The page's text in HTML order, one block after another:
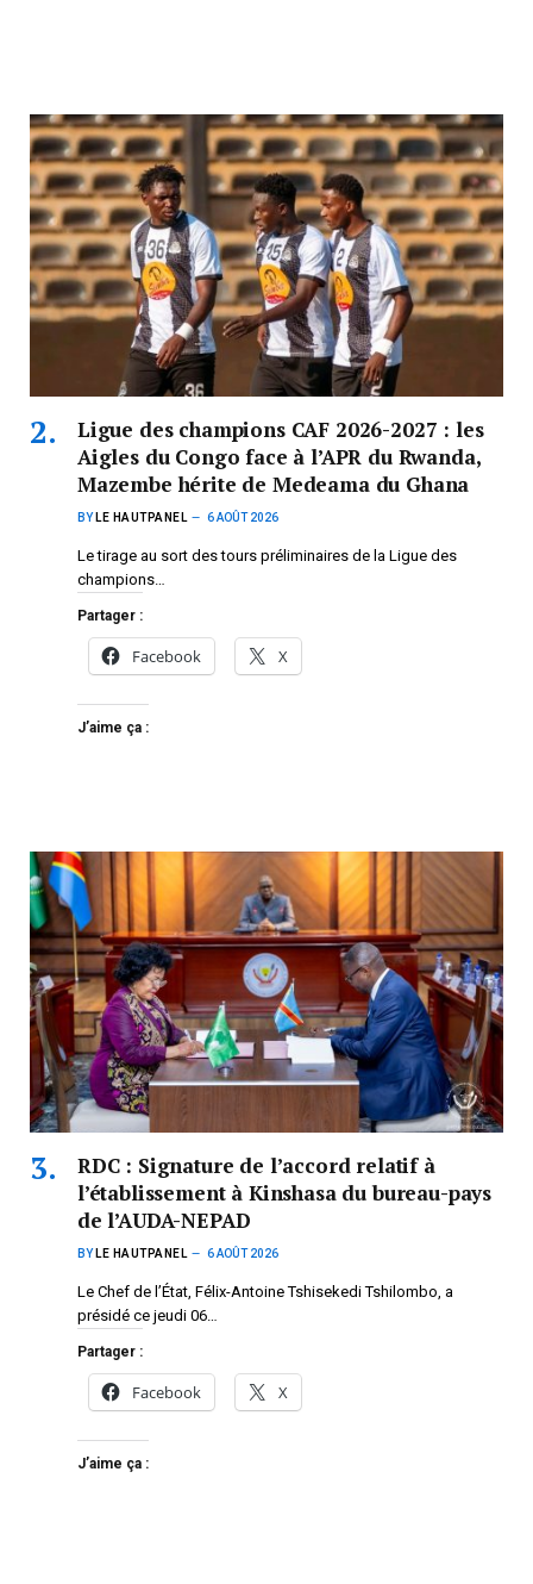
Ligue des champions CAF 2026-2027 : les
Aigles du Congo face à l’APR du Rwanda,
Mazembe hérite de Medeama du Ghana
BY LE HAUTPANEL 6 AOÛT 2026
Le tirage au sort des tours préliminaires de la Ligue des
champions…
Partager :
Facebook X
J’aime ça :
RDC : Signature de l’accord relatif à
l’établissement à Kinshasa du bureau-pays
de l’AUDA-NEPAD
BY LE HAUTPANEL 6 AOÛT 2026
Le Chef de l’État, Félix-Antoine Tshisekedi Tshilombo, a
présidé ce jeudi 06…
Partager :
Facebook X
J’aime ça :